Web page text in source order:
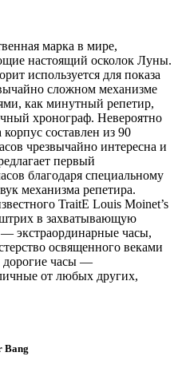
марка в мире,
настоящий осколок Луны.
используется для показа
сложном механизме
как минутный репетир,
хронограф. Невероятно
составлен из 90
чрезвычайно интересна и
первый
благодаря специальному
механизма репетира.
TraitE Louis Moinet’s
в захватывающую
экстраординарные часы,
освященного веками
дорогие часы —
от любых других,
Bang